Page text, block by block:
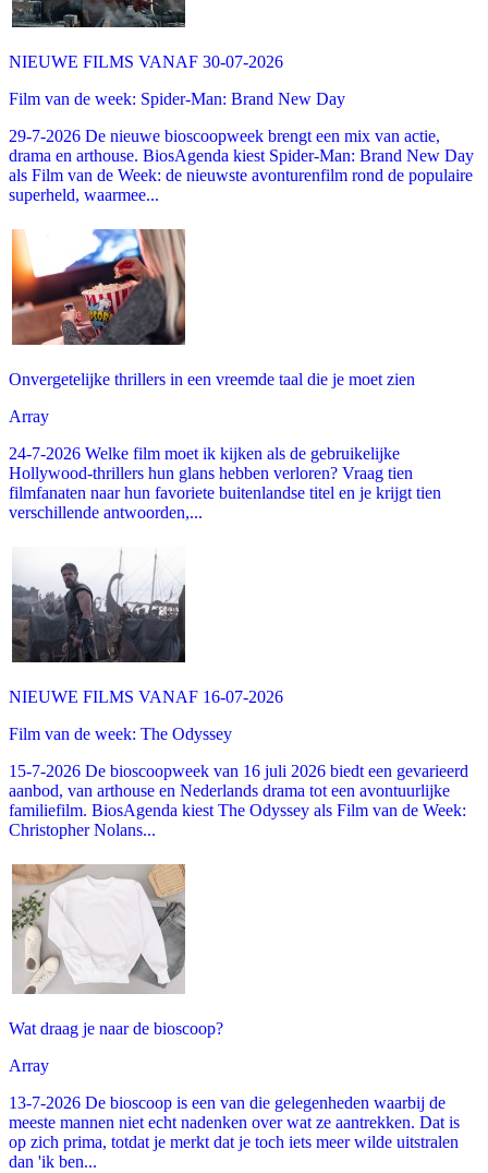
NIEUWE FILMS VANAF 30-07-2026
Film van de week: Spider-Man: Brand New Day
29-7-2026 De nieuwe bioscoopweek brengt een mix van actie,
drama en arthouse. BiosAgenda kiest Spider-Man: Brand New Day
als Film van de Week: de nieuwste avonturenfilm rond de populaire
superheld, waarmee...
Onvergetelijke thrillers in een vreemde taal die je moet zien
Array
24-7-2026 Welke film moet ik kijken als de gebruikelijke
Hollywood-thrillers hun glans hebben verloren? Vraag tien
filmfanaten naar hun favoriete buitenlandse titel en je krijgt tien
verschillende antwoorden,...
NIEUWE FILMS VANAF 16-07-2026
Film van de week: The Odyssey
15-7-2026 De bioscoopweek van 16 juli 2026 biedt een gevarieerd
aanbod, van arthouse en Nederlands drama tot een avontuurlijke
familiefilm. BiosAgenda kiest The Odyssey als Film van de Week:
Christopher Nolans...
Wat draag je naar de bioscoop?
Array
13-7-2026 De bioscoop is een van die gelegenheden waarbij de
meeste mannen niet echt nadenken over wat ze aantrekken. Dat is
op zich prima, totdat je merkt dat je toch iets meer wilde uitstralen
dan 'ik ben...